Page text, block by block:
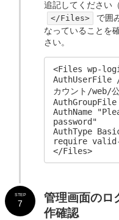
追記してください（
</Files>
で囲
なっていることを
さい。
<Files wp-
AuthUserFile /
カウント/web/
AuthName
password"
AuthType
require
</Files>
管理画面のロ
作確認
STEP
7